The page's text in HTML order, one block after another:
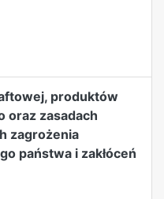
produktów
oraz zasadach
zagrożenia
państwa i zakłóceń